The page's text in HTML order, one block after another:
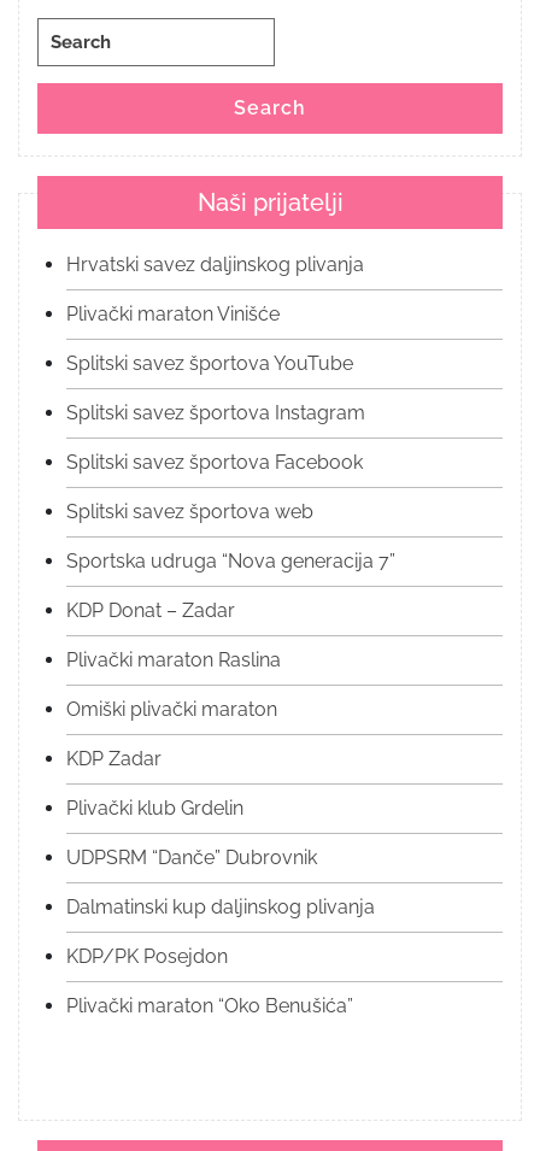
Search
for:
Search
Naši prijatelji
Hrvatski savez daljinskog plivanja
Plivački maraton Vinišće
Splitski savez športova YouTube
Splitski savez športova Instagram
Splitski savez športova Facebook
Splitski savez športova web
Sportska udruga “Nova generacija 7”
KDP Donat – Zadar
Plivački maraton Raslina
Omiški plivački maraton
KDP Zadar
Plivački klub Grdelin
UDPSRM “Danče” Dubrovnik
Dalmatinski kup daljinskog plivanja
KDP/PK Posejdon
Plivački maraton “Oko Benušića”